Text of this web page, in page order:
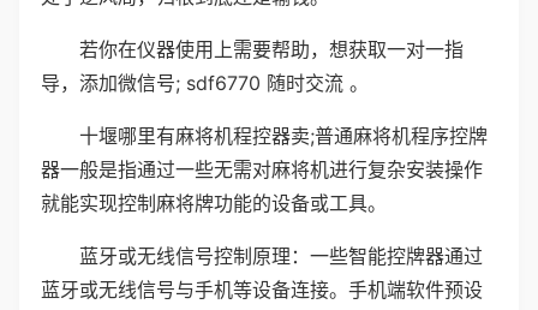
若你在仪器使用上需要帮助，想获取一对一指
导，添加微信号; sdf6770 随时交流 。
十堰哪里有麻将机程控器卖;普通麻将机程序控牌
器一般是指通过一些无需对麻将机进行复杂安装操作
就能实现控制麻将牌功能的设备或工具。
蓝牙或无线信号控制原理：一些智能控牌器通过
蓝牙或无线信号与手机等设备连接。手机端软件预设